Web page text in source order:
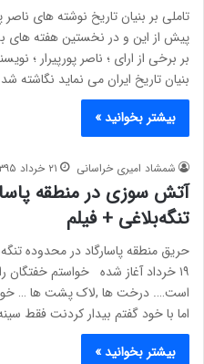
تاملی بر بنيان تاريخ نوشته های ناصر
پيش از اين و در نخستين هفته های به
بر برخی از ارای ؛ ناصر پورپيرار ؛
بنيان تاريخ ايران می نمايد نگاشته
بیشتر بخوانید »
شمشاد امیری خراسانی ۲۱ خرداد ۱۳۹۵
آتش سوزی در منطقه
تنگه‌بلاغی + فیلم
۱۹ خرداد آغاز شده خواستم خفتگان
است…. درخت ها ,لاک پشت ها …
اما با خود گفتم بیدار کردنت فقط
بیشتر بخوانید »